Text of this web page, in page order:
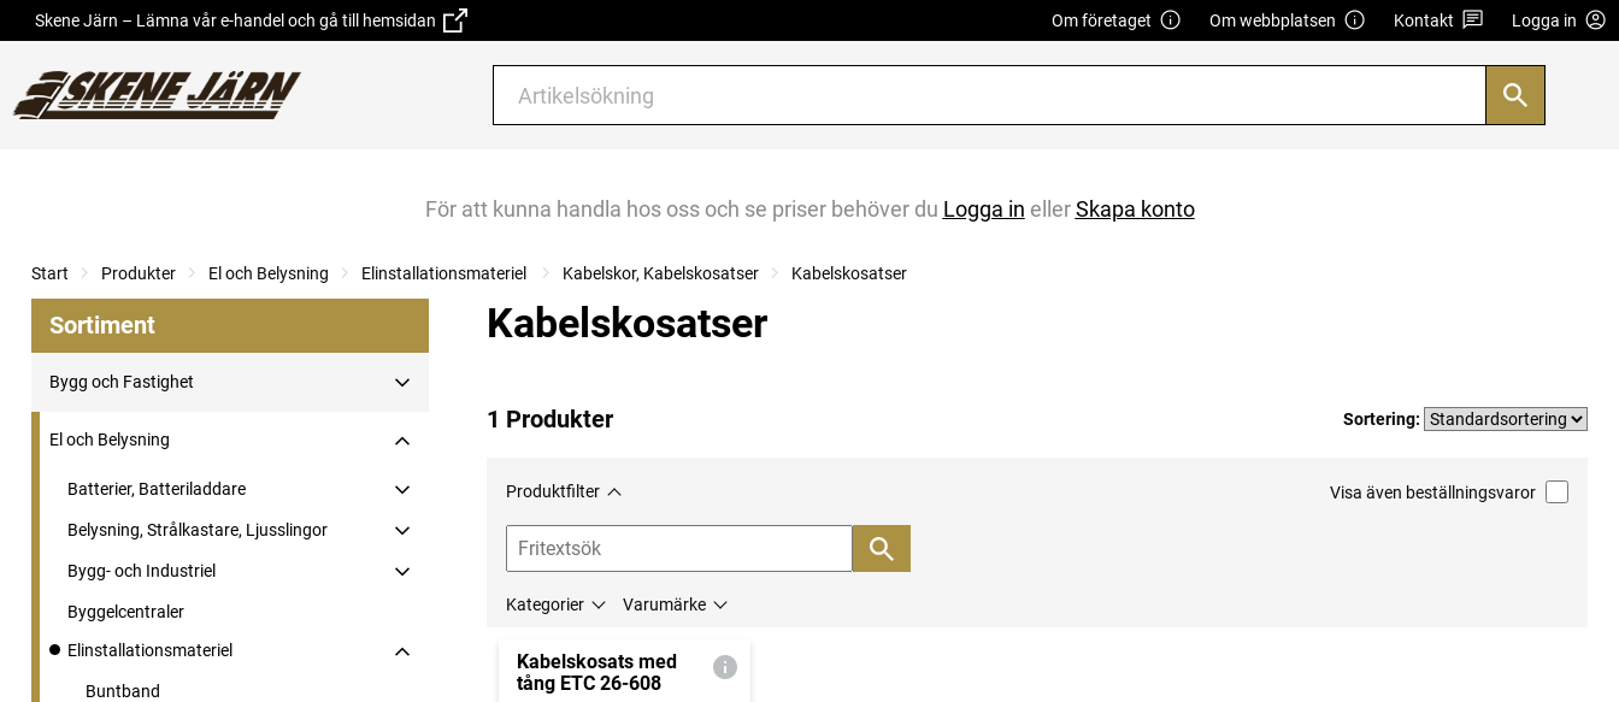
Skene Järn – Lämna vår e-handel och gå till hemsidan Om företaget Om webbplatsen Kontakt Logga in
För att kunna handla hos oss och se priser behöver du Logga in ellerSkapa konto
Start Produkter El och Belysning Elinstallationsmateriel Kabelskor, Kabelskosatser Kabelskosatser
Sortiment
Bygg och Fastighet
El och Belysning
Batterier, Batteriladdare
Belysning, Strålkastare, Ljusslingor
Bygg- och Industriel
Byggelcentraler
Elinstallationsmateriel
Buntband
Kabelskosatser
1 Produkter Sortering:
Produktfilter Visa även beställningsvaror
Kategorier Varumärke
Kabelskosats med
tång ETC 26-608